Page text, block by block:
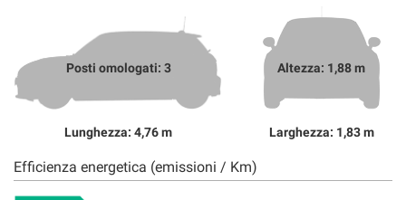
Posti omologati: 3
Lunghezza: 4,76 m
Altezza: 1,88 m
Larghezza: 1,83 m
Efficienza energetica (emissioni / Km)